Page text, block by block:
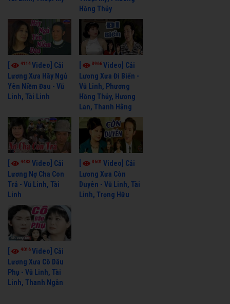
Hồng Thủy
4114Video] Cải
Lương Xưa Hãy Ngủ
Yên Niềm Đau - Vũ
Linh, Tài Linh
3966Video] Cải
Lương Xưa Đi Biển -
Vũ Linh, Phương
Hồng Thủy, Hương
Lan, Thanh Hằng
4433 Video] Cải
Lương Nợ Cha Con
Trả - Vũ Linh, Tài
Linh
3601Video] Cải
Lương Xưa Còn
Duyên - Vũ Linh, Tài
Linh, Trọng Hữu
[ 4016Video] Cải
Lương Xưa Cô Dâu
Phụ - Vũ Linh, Tài
Linh, Thanh Ngân